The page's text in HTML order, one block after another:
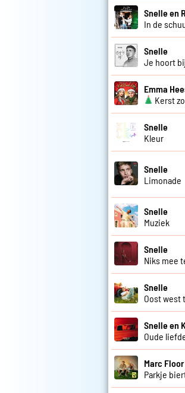
Snelle en
In de
Snelle
Je hoort
Emma
Kerst
Snelle
Kleur
Snelle
Limonade
Snelle
Muziek
Snelle
Niks mee
Snelle
Oost west
Snelle en
Oude
Marc
Parkje